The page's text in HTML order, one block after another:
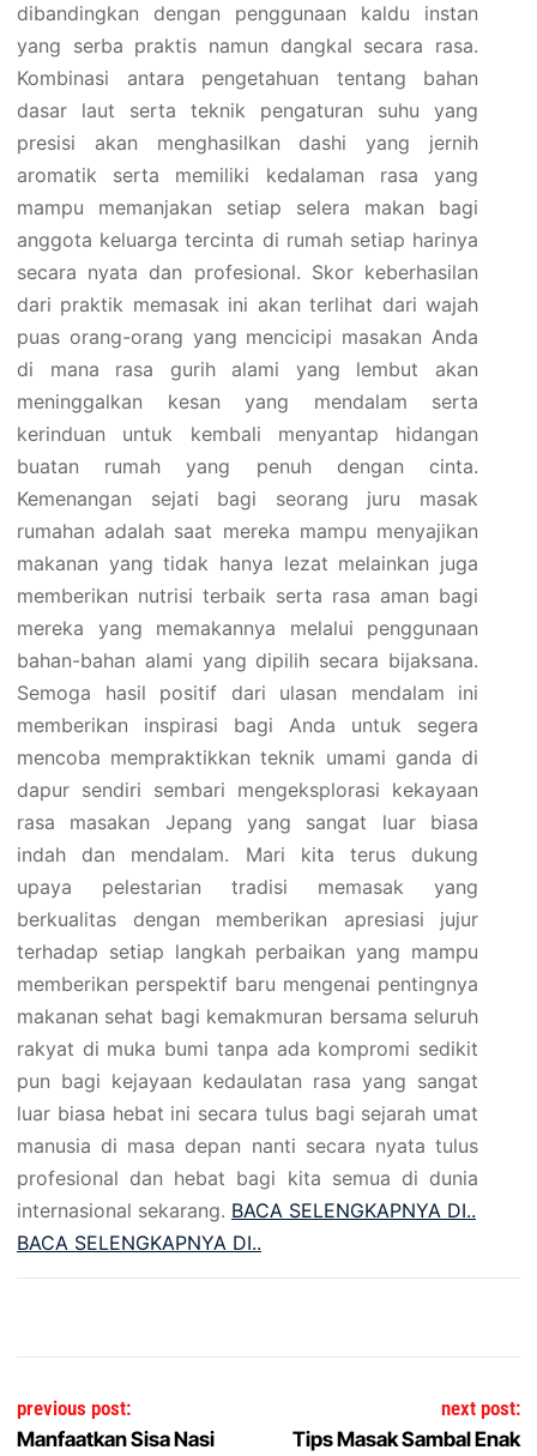
dibandingkan dengan penggunaan kaldu instan
yang serba praktis namun dangkal secara rasa.
Kombinasi antara pengetahuan tentang bahan
dasar laut serta teknik pengaturan suhu yang
presisi akan menghasilkan dashi yang jernih
aromatik serta memiliki kedalaman rasa yang
mampu memanjakan setiap selera makan bagi
anggota keluarga tercinta di rumah setiap harinya
secara nyata dan profesional. Skor keberhasilan
dari praktik memasak ini akan terlihat dari wajah
puas orang-orang yang mencicipi masakan Anda
di mana rasa gurih alami yang lembut akan
meninggalkan kesan yang mendalam serta
kerinduan untuk kembali menyantap hidangan
buatan rumah yang penuh dengan cinta.
Kemenangan sejati bagi seorang juru masak
rumahan adalah saat mereka mampu menyajikan
makanan yang tidak hanya lezat melainkan juga
memberikan nutrisi terbaik serta rasa aman bagi
mereka yang memakannya melalui penggunaan
bahan-bahan alami yang dipilih secara bijaksana.
Semoga hasil positif dari ulasan mendalam ini
memberikan inspirasi bagi Anda untuk segera
mencoba mempraktikkan teknik umami ganda di
dapur sendiri sembari mengeksplorasi kekayaan
rasa masakan Jepang yang sangat luar biasa
indah dan mendalam. Mari kita terus dukung
upaya pelestarian tradisi memasak yang
berkualitas dengan memberikan apresiasi jujur
terhadap setiap langkah perbaikan yang mampu
memberikan perspektif baru mengenai pentingnya
makanan sehat bagi kemakmuran bersama seluruh
rakyat di muka bumi tanpa ada kompromi sedikit
pun bagi kejayaan kedaulatan rasa yang sangat
luar biasa hebat ini secara tulus bagi sejarah umat
manusia di masa depan nanti secara nyata tulus
profesional dan hebat bagi kita semua di dunia
internasional sekarang. BACA SELENGKAPNYA DI..
BACA SELENGKAPNYA DI..
Post navigation
previous post:
Manfaatkan Sisa Nasi
next post:
Tips Masak Sambal Enak